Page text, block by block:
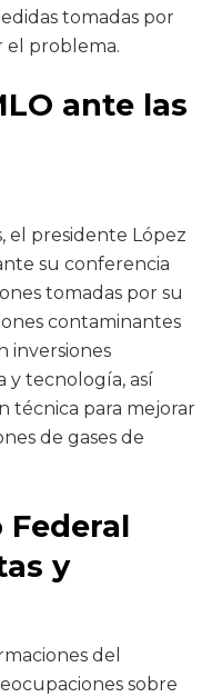
tomadas por
el problema.
ante las
el presidente López
su conferencia
tomadas por su
contaminantes
inversiones
y tecnología, así
técnica para mejorar
de gases de
Federal
y
del
sobre